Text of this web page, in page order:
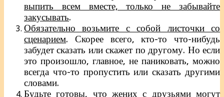
выпить всем вместе, только не забывайте
закусывать.
Обязательно возьмите с собой листочки со
сценарием. Скорее всего, кто-то что-нибудь
забудет сказать или скажет по другому. Но если
это произошло, главное, не паниковать, можно
всегда что-то пропустить или сказать другими
словами.
Будьте готовы, что жених с друзьями могут